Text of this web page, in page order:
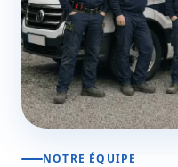
NOTRE ÉQUIPE